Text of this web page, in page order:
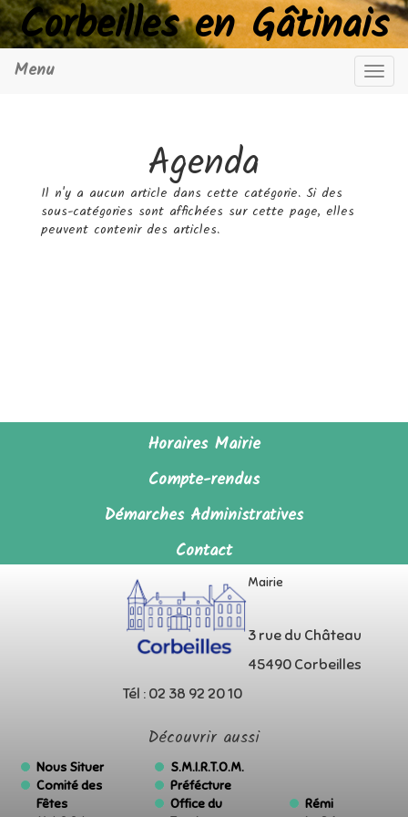
Corbeilles en Gâtinais
Menu
Agenda
Il n'y a aucun article dans cette catégorie. Si des
sous-catégories sont affichées sur cette page, elles
peuvent contenir des articles.
Horaires Mairie
Compte-rendus
Démarches Administratives
Contact
Mairie
3 rue du Château
45490 Corbeilles
Tél : 02 38 92 20 10
Découvrir aussi
Nous Situer
Comité des
Fêtes
S.M.I.R.T.O.M.
Préfécture
Office du
Rémi